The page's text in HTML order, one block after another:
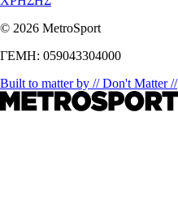
© 2026 MetroSport
ΓΕΜΗ: 059043304000
Built to matter by // Don't Matter //